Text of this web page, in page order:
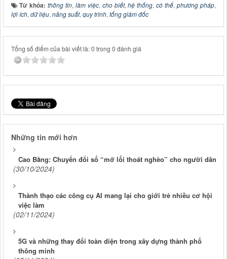
Từ khóa: thông tin, làm việc, cho biết,hệ thống,có thể,phương pháp,
lợi ích, dữ liệu, năng suất, quy trình, tổng giám đốc
Tổng số điểm của bài viết là: 0 trong 0 đánh giá
Những tin mới hơn
Cao Bằng: Chuyển đổi số “mở lối thoát nghèo” cho người dân
(30/10/2024)
Thành thạo các công cụ AI mang lại cho giới trẻ nhiều cơ hội
việc làm
(02/11/2024)
5G và những thay đổi toàn diện trong xây dựng thành phố
thông minh